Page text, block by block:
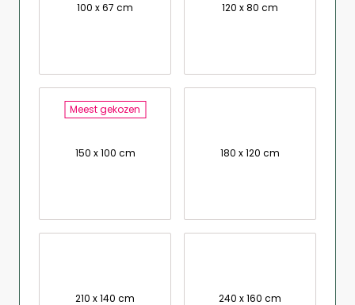
100 x 67 cm 120 x 80 cm
Meest gekozen
150 x 100 cm 180 x 120 cm
210 x 140 cm 240 x 160 cm